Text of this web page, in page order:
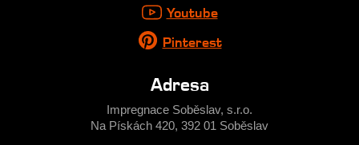
Youtube
Pinterest
Adresa
Impregnace Soběslav, s.r.o.
Na Pískách 420, 392 01 Soběslav